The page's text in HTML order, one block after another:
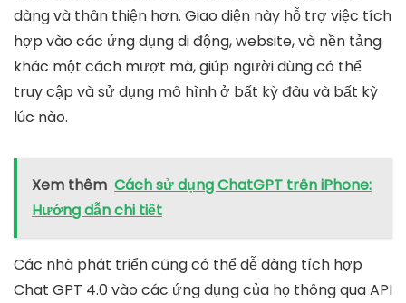
dàng và thân thiện hơn. Giao diện này hỗ trợ việc tích
hợp vào các ứng dụng di động, website, và nền tảng
khác một cách mượt mà, giúp người dùng có thể
truy cập và sử dụng mô hình ở bất kỳ đâu và bất kỳ
lúc nào.
Xem thêm Cách sử dụng ChatGPT trên iPhone:
Hướng dẫn chi tiết
Các nhà phát triển cũng có thể dễ dàng tích hợp
Chat GPT 4.0 vào các ứng dụng của họ thông qua API